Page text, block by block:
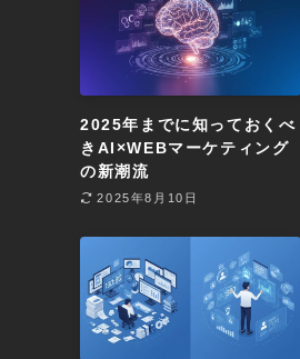
2025年までに知っておくべ
きAI×WEBマーケティング
の新潮流
2025年8月10日